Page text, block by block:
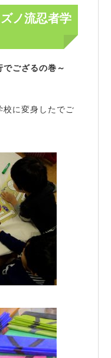
ノ流忍者学
ござるの巻～
校に変身したでご